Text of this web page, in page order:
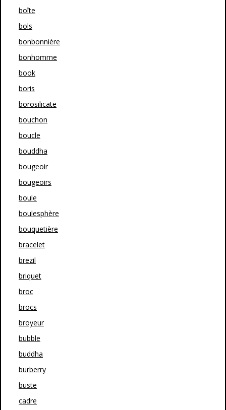
boîte
bols
bonbonnière
bonhomme
book
boris
borosilicate
bouchon
boucle
bouddha
bougeoir
bougeoirs
boule
boulesphère
bouquetière
bracelet
brezil
briquet
broc
brocs
broyeur
bubble
buddha
burberry
buste
cadre